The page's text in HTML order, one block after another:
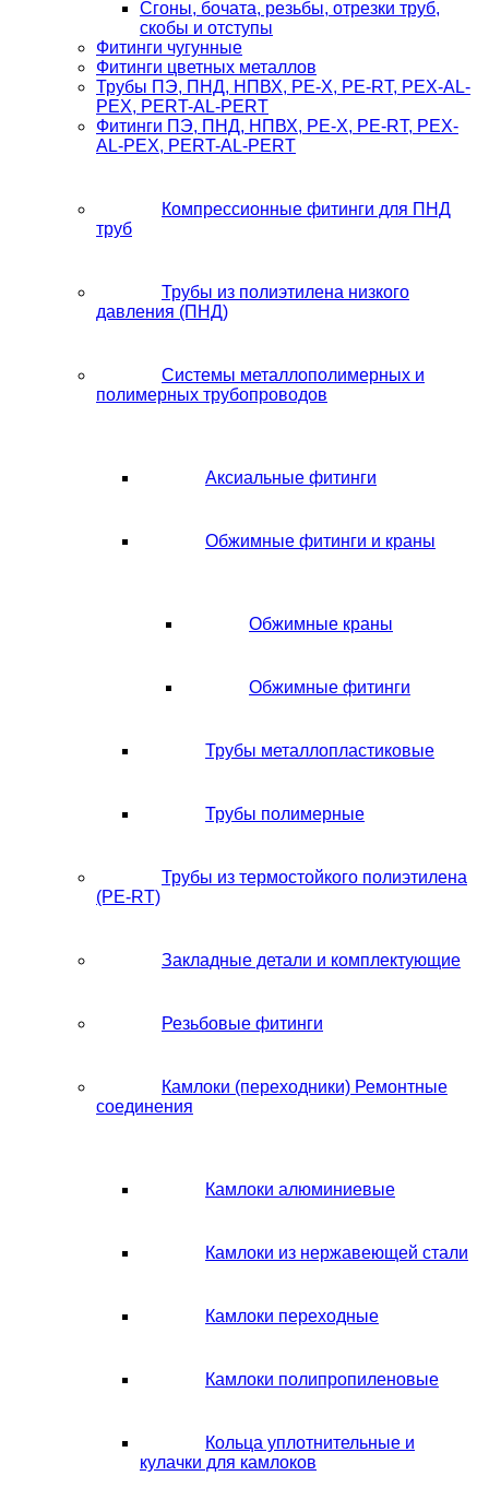
Сгоны, бочата, резьбы, отрезки труб,
скобы и отступы
Фитинги чугунные
Фитинги цветных металлов
Трубы ПЭ, ПНД, НПВХ, PE-X, PE-RT, PEX-AL-
PEX, PERT-AL-PERT
Фитинги ПЭ, ПНД, НПВХ, PE-X, PE-RT, PEX-
AL-PEX, PERT-AL-PERT
Компрессионные фитинги для ПНД
труб
Трубы из полиэтилена низкого
давления (ПНД)
Системы металлополимерных и
полимерных трубопроводов
Аксиальные фитинги
Обжимные фитинги и краны
Обжимные краны
Обжимные фитинги
Трубы металлопластиковые
Трубы полимерные
Трубы из термостойкого полиэтилена
(PE-RT)
Закладные детали и комплектующие
Резьбовые фитинги
Камлоки (переходники) Ремонтные
соединения
Камлоки алюминиевые
Камлоки из нержавеющей стали
Камлоки переходные
Камлоки полипропиленовые
Кольца уплотнительные и
кулачки для камлоков